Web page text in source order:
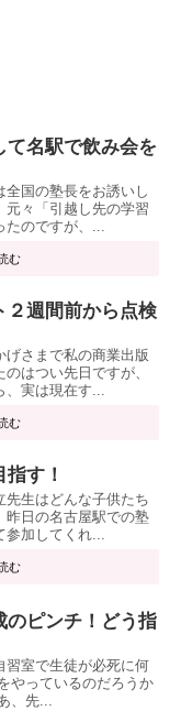
て名駅で飲み会を
全国の塾長をお誘いし
元々「引越し先の学習
たのですが、...
む
２週間前から点検
げさまで私の商業出版
はつい先日ですが、
、実は現在す...
む
す！
先生はどんな子供たち
昨日の名古屋駅での塾
参加してくれ...
む
のピンチ！どう指
習室で生徒が必死に何
やっているのだろうか
、先...